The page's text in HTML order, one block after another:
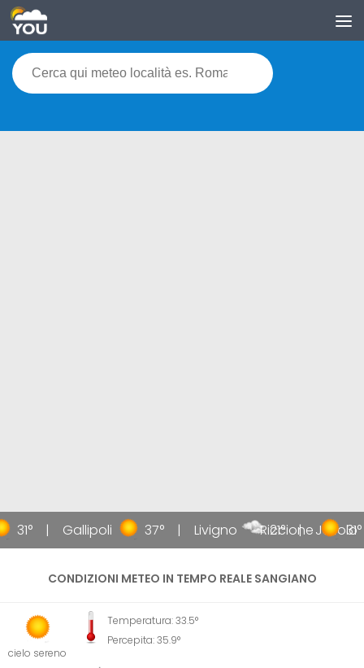
31° Gallipoli 37° Livigno 21° Jesolo
Riccione 31°
CONDIZIONI METEO IN TEMPO REALE SANGIANO
cielo sereno
Temperatura: 33.5°
Percepita: 35.9°